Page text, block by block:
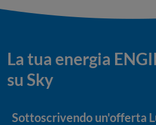
La tua energia
su Sky
Sottoscrivendo un'offerta